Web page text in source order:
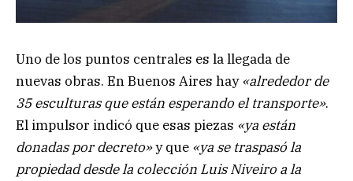
Uno de los puntos centrales es la llegada de
nuevas obras. En Buenos Aires hay«alrededor de
35 esculturas que están esperando el transporte».
El impulsor indicó que esas piezas «ya están
donadas por decreto»y que «ya se traspasó la
propiedad desde la colección Luis Niveiro a la